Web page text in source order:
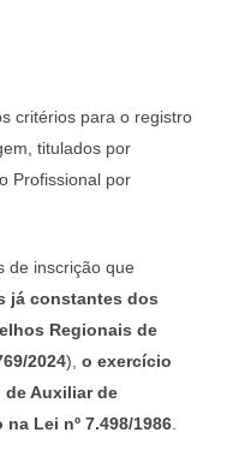
critérios para o registro
titulados por
Profissional por
de inscrição que
já constantes dos
Regionais de
2024), o exercício
Auxiliar de
Lei nº 7.498/1986